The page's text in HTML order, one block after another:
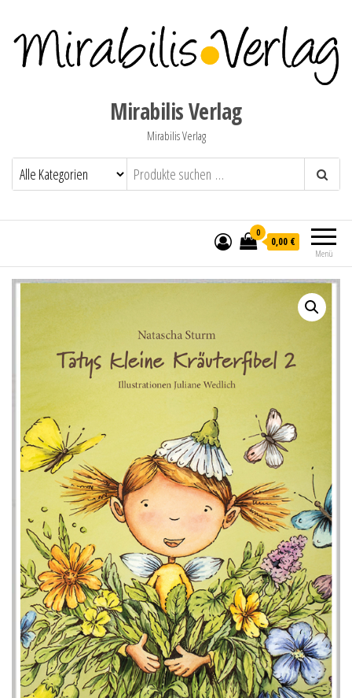
Mirabilis Verlag
Mirabilis Verlag
Menü
0
0,00 €